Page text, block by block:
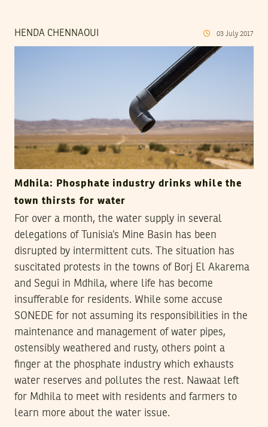
HENDA CHENNAOUI 03 July 2017
Mdhila: Phosphate industry drinks while the
town thirsts for water
For over a month, the water supply in several
delegations of Tunisia’s Mine Basin has been
disrupted by intermittent cuts. The situation has
suscitated protests in the towns of Borj El Akarema
and Segui in Mdhila, where life has become
insufferable for residents. While some accuse
SONEDE for not assuming its responsibilities in the
maintenance and management of water pipes,
ostensibly weathered and rusty, others point a
finger at the phosphate industry which exhausts
water reserves and pollutes the rest. Nawaat left
for Mdhila to meet with residents and farmers to
learn more about the water issue.